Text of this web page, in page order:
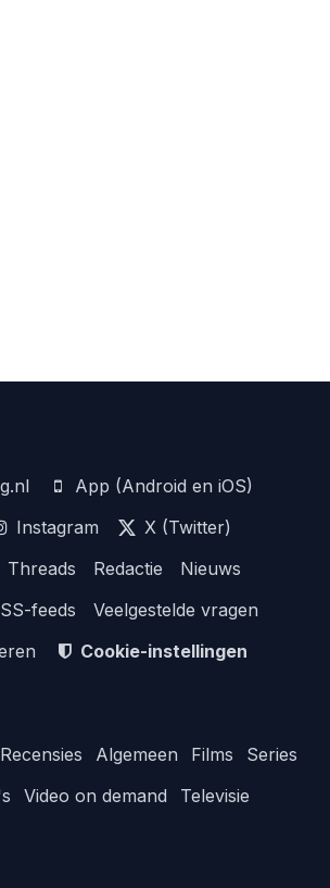
App (Android en iOS)
Instagram
X (Twitter)
Threads Redactie
Nieuws
feeds
Veelgestelde vragen
Cookie-instellingen
Recensies Algemeen Films
Series
Video on demand
Televisie